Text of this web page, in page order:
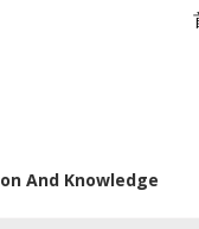
And Knowledge